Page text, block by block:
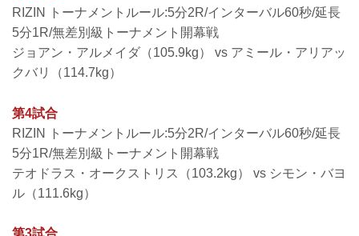
RIZIN トーナメントルール:5分2R/インターバル60秒/延長
5分1R/無差別級トーナメント開幕戦
ジョアン・アルメイダ（105.9kg） vs アミール・アリアッ
クバリ（114.7kg）
第4試合
RIZIN トーナメントルール:5分2R/インターバル60秒/延長
5分1R/無差別級トーナメント開幕戦
テオドラス・オークストリス（103.2kg） vs シモン・バヨ
ル（111.6kg）
第3試合